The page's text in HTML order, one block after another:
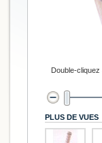
Double-
PLUS DE VUES